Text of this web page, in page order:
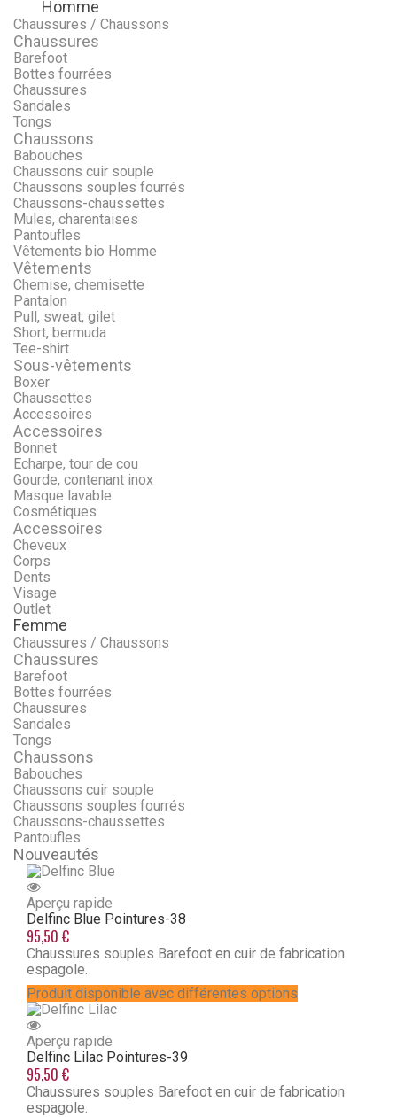
Homme
Chaussures / Chaussons
Chaussures
Barefoot
Bottes fourrées
Chaussures
Sandales
Tongs
Chaussons
Babouches
Chaussons cuir souple
Chaussons souples fourrés
Chaussons-chaussettes
Mules, charentaises
Pantoufles
Vêtements bio Homme
Vêtements
Chemise, chemisette
Pantalon
Pull, sweat, gilet
Short, bermuda
Tee-shirt
Sous-vêtements
Boxer
Chaussettes
Accessoires
Accessoires
Bonnet
Echarpe, tour de cou
Gourde, contenant inox
Masque lavable
Cosmétiques
Accessoires
Cheveux
Corps
Dents
Visage
Outlet
Femme
Chaussures / Chaussons
Chaussures
Barefoot
Bottes fourrées
Chaussures
Sandales
Tongs
Chaussons
Babouches
Chaussons cuir souple
Chaussons souples fourrés
Chaussons-chaussettes
Pantoufles
Nouveautés
Aperçu rapide
Delfinc Blue Pointures-38
95,50 €
Chaussures souples Barefoot en cuir de fabrication
espagole.
Produit disponible avec différentes options
Aperçu rapide
Delfinc Lilac Pointures-39
95,50 €
Chaussures souples Barefoot en cuir de fabrication
espagole.